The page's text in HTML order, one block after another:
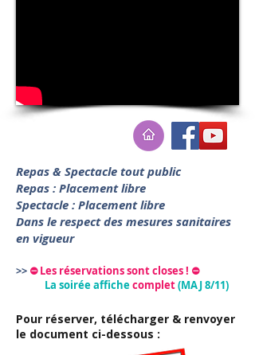
Repas & Spectacle tout public
Repas : Placement libre
Spectacle : Placement libre
Dans le respect des mesures sanitaires
en vigueur
>> ⛔ Les réservations sont closes ! ⛔
La soirée affichecomplet(MAJ 8/11)
​Pour réserver, télécharger & renvoyer
le document ci-dessous :